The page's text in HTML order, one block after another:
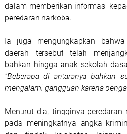
dalam memberikan informasi
peredaran narkoba.
Ia juga mengungkapkan
daerah tersebut telah
bahkan hingga anak sekolah
"Beberapa di antaranya bahkan
mengalami gangguan karena
Menurut dia, tingginya peredaran
pada meningkatnya angka